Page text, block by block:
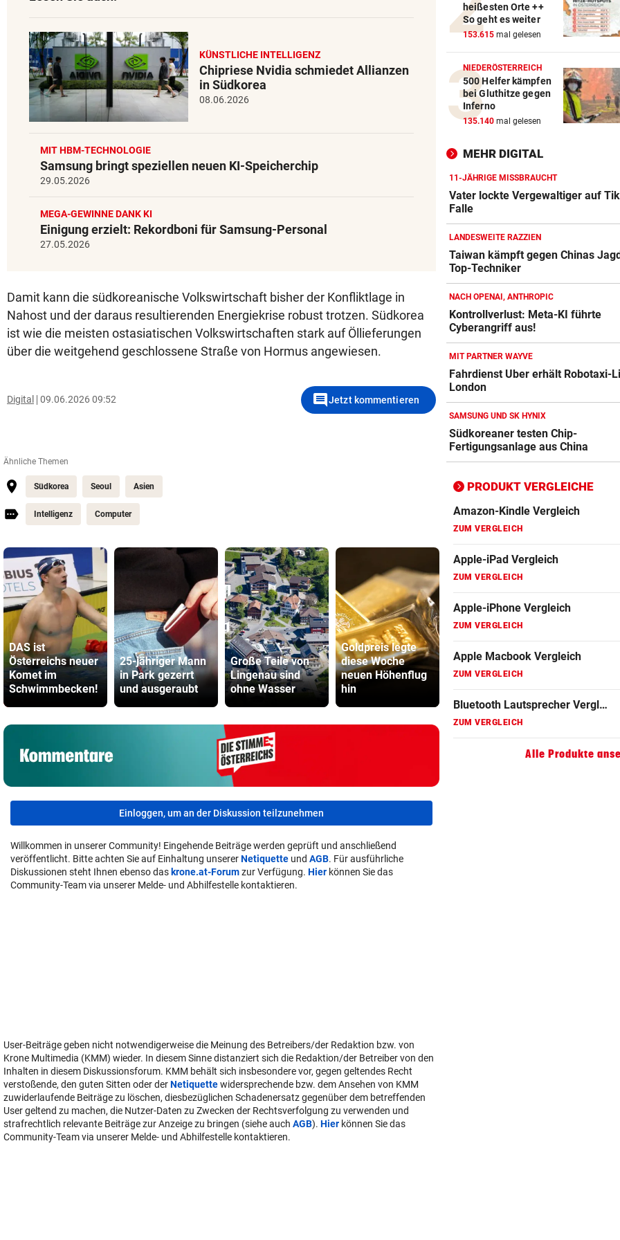
KÜNSTLICHE INTELLIGENZ
Chipriese Nvidia schmiedet Allianzen
in Südkorea
08.06.2026
MIT HBM-TECHNOLOGIE
Samsung bringt speziellen neuen KI-Speicherchip
29.05.2026
MEGA-GEWINNE DANK KI
Einigung erzielt: Rekordboni für Samsung-Personal
27.05.2026
Damit kann die südkoreanische Volkswirtschaft bisher der Konfliktlage in
Nahost und der daraus resultierenden Energiekrise robust trotzen. Südkorea
ist wie die meisten ostasiatischen Volkswirtschaften stark auf Öllieferungen
über die weitgehend geschlossene Straße von Hormus angewiesen.
Digital 09.06.2026 09:52 commentJetzt kommentieren
Ähnliche Themen
Südkorea Seoul Asien
Intelligenz Computer
DAS ist
Österreichs neuer
Komet im
Schwimmbecken!
25-jähriger Mann
in Park gezerrt
und ausgeraubt
Große Teile von
Lingenau sind
ohne Wasser
Goldpreis legte
diese Woche
neuen Höhenflug
hin
Wasserknappheit:
Sparen Sie schon?
SPÖ und
wollen die
Lederer
Einloggen, um an der Diskussion teilzunehmen
Willkommen in unserer Community! Eingehende Beiträge werden geprüft und anschließend
veröffentlicht. Bitte achten Sie auf Einhaltung unsererNetiquette und AGB. Für ausführliche
Diskussionen steht Ihnen ebenso das krone.at-Forumzur Verfügung. Hier können Sie das
Community-Team via unserer Melde- und Abhilfestelle kontaktieren.
verstoßende, den guten Sitten oder derNetiquettewidersprechende bzw. dem Ansehen von KMM
zuwiderlaufende Beiträge zu löschen, diesbezüglichen Schadenersatz gegenüber dem betreffenden
User geltend zu machen, die Nutzer-Daten zu Zwecken der Rechtsverfolgung zu verwenden und
strafrechtlich relevante Beiträge zur Anzeige zu bringen (siehe auchAGB).Hierkönnen Sie das
Community-Team via unserer Melde- und Abhilfestelle kontaktieren.
REKORDSOMMER IN Ö vor
Hitze, Brände, Unwetter:
Einsatzkräfte gefordert!
FITNESS-TEST BESTANDEN vor
Weißhaidinger kann an
Leichtathletik-EM
Vater lockte Vergewaltiger
heißesten Orte ++
So geht es weiter
153.615 mal gelesen
NIEDERÖSTERREICH
500 Helfer kämpfen
bei Gluthitze gegen
Inferno
135.140 mal gelesen
MEHR DIGITAL
11-JÄHRIGE MISSBRAUCHT
Vater lockte Vergewaltiger auf
Falle
LANDESWEITE RAZZIEN
Taiwan kämpft gegen Chinas
Top-Techniker
NACH OPENAI, ANTHROPIC
Kontrollverlust: Meta-KI führte
Cyberangriff aus!
MIT PARTNER WAYVE
Fahrdienst Uber erhält Robotaxi-
London
SAMSUNG UND SK HYNIX
Südkoreaner testen Chip-
Fertigungsanlage aus China
PRODUKT VERGLEICHE
Amazon-Kindle Vergleich
ZUM VERGLEICH
Apple-iPad Vergleich
ZUM VERGLEICH
ZUM VERGLEICH
Apple Macbook Vergleich
ZUM VERGLEICH
Bluetooth Lautsprecher Vergleich
ZUM VERGLEICH
DSL Speedtest
ZUM VERGLEICH
Fernseher Vergleich
ZUM VERGLEICH
Fritz Repeater Vergleich
ZUM VERGLEICH
Gaming Laptop Vergleich
ZUM VERGLEICH
Grafikkarten Vergleich
ZUM VERGLEICH
Alle Produkte